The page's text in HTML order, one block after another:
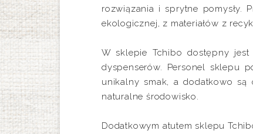
rozwiązania i sprytne pomysły.
ekologicznej, z materiałów z
W sklepie Tchibo dostępny
dyspenserów. Personel sklepu
unikalny smak, a dodatkowo są
naturalne środowisko.
Dodatkowym atutem sklepu